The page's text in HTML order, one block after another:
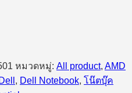
หมวดหมู่: All product, AMD
Dell , Dell Notebook, โน๊ตบุ๊ค